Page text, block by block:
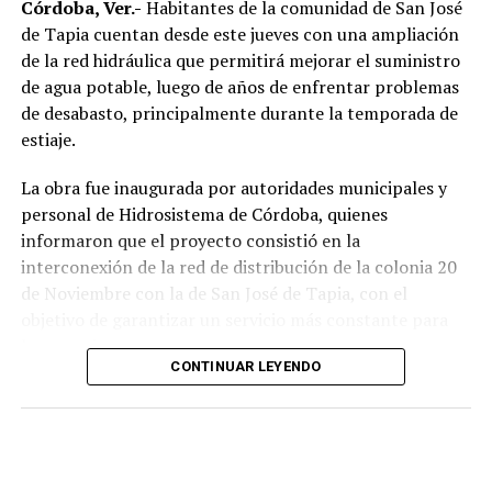
una herramienta para impulsar políticas públicas con
mayor impacto social.
Al evento acudieron el alcalde de Córdoba, Manuel
Alonso Cerezo; la síndica única, Irene Sedas González;
integrantes del Cabildo, así como la directora del DIF
Municipal, Luz del Carmen Lezama Rodríguez, y la
coordinadora de Bienestar Social, Dennis Araceli Lira
Tosqui.
También participaron Lisset Dalila Rojas Moreno,
Emprender el Vuelo.
El diálogo permitió poner sobre la mesa la importancia
Córdoba, Ver.- Habitantes de la comunidad de San José
de Tapia cuentan desde este jueves con una ampliación
de la red hidráulica que permitirá mejorar el suministro
de agua potable, luego de años de enfrentar problemas
de desabasto, principalmente durante la temporada de
estiaje.
La obra fue inaugurada por autoridades municipales y
personal de Hidrosistema de Córdoba, quienes
informaron que el proyecto consistió en la
interconexión de la red de distribución de la colonia 20
de Noviembre con la de San José de Tapia, con el
los usuarios.
CONTINUAR LEYENDO